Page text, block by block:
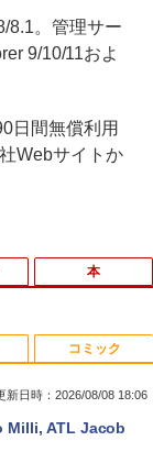
8.1。管理サー
9/10/11およ
日間無償利用
Webサイトか
MS Office 2024
ソコン Windo
ク Core i5 第7世
DVD 再生可
トパソコン 中古
リング 高画質 1
バックライ
ゲーミングモニ
日本語説明書
本
ミニ 2026年9
フホワイト
新日時：2026/08/08 18:06
Milli, ATL Jacob
コミック